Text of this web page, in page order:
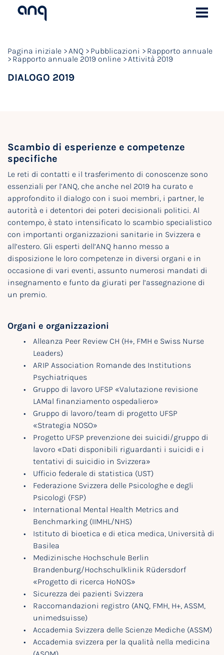
Pagina iniziale ANQ Pubblicazioni
Rapporto annuale
Rapporto annuale 2019 online
Attività 2019
DIALOGO 2019
Scambio di esperienze e competenze
specifiche
Le reti di contatti e il trasferimento di conoscenze sono
essenziali per l’ANQ, che anche nel 2019 ha curato e
approfondito il dialogo con i suoi membri, i partner, le
autorità e i detentori dei poteri decisionali politici. Al
contempo, è stato intensificato lo scambio specialistico
con importanti organizzazioni sanitarie in Svizzera e
all’estero. Gli esperti dell’ANQ hanno messo a
disposizione le loro competenze in diversi organi e in
occasione di vari eventi, assunto numerosi mandati di
insegnamento e funto da giurati per l’assegnazione di
un premio.
Organi e organizzazioni
Alleanza Peer Review CH (H+, FMH e Swiss Nurse
Leaders)
ARIP Association Romande des Institutions
Psychiatriques
Gruppo di lavoro UFSP «Valutazione revisione
LAMal finanziamento ospedaliero»
Gruppo di lavoro/team di progetto UFSP
«Strategia NOSO»
Progetto UFSP prevenzione dei suicidi/gruppo di
lavoro «Dati disponibili riguardanti i suicidi e i
tentativi di suicidio in Svizzera»
Ufficio federale di statistica (UST)
Federazione Svizzera delle Psicologhe e degli
Psicologi (FSP)
International Mental Health Metrics and
Benchmarking (IIMHL/NHS)
Istituto di bioetica e di etica medica, Università di
Basilea
Medizinische Hochschule Berlin
Brandenburg/Hochschulklinik Rüdersdorf
«Progetto di ricerca HoNOS»
Sicurezza dei pazienti Svizzera
Raccomandazioni registro (ANQ, FMH, H+, ASSM,
unimedsuisse)
Accademia Svizzera delle Scienze Mediche (ASSM)
Accademia svizzera per la qualità nella medicina